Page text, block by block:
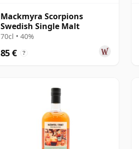
Mackmyra Scorpions
Swedish Single Malt
70cl • 40%
85 € ?